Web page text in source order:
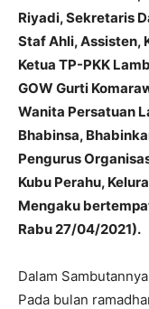
Riyadi, Sekretaris
Staf Ahli, Assisten,
Ketua TP-PKK
GOW Gurti
Wanita Persatuan
Bhabinsa,
Pengurus
Kubu Perahu,
Mengaku
Rabu 27/04/2021).
Dalam
Pada bulan